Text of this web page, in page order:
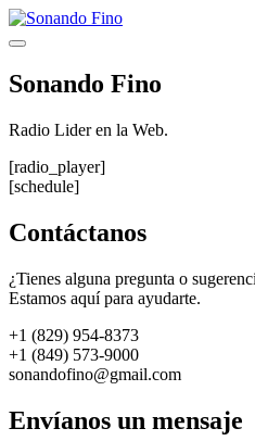
Saltar
al
Menú
Sonando Fino
Radio Lider en la Web.
[radio_player]
[schedule]
Contáctanos
¿Tienes alguna pregunta o
Estamos aquí para ayudarte.
+1 (829) 954-8373
+1 (849) 573-9000
sonandofino@gmail.com
Envíanos un mensaje